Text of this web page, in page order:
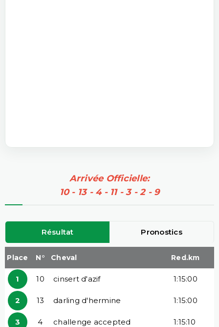
Arrivée Officielle:
10 - 13 - 4 - 11 - 3 - 2 - 9
Résultat Pronostics
Place N° Cheval Red.km
1 10 cinsert d'azif 1:15:00
2 13 darling d'hermine 1:15:00
3 4 challenge accepted 1:15:10